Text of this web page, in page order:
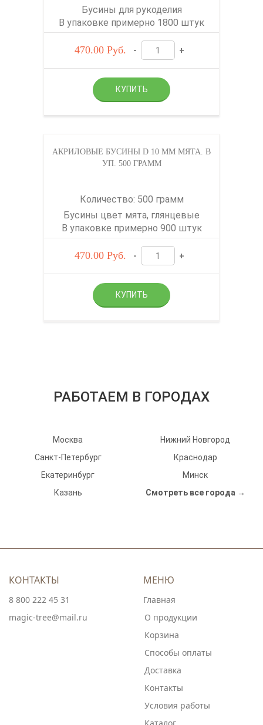
Бусины для рукоделия
В упаковке примерно 1800 штук
470.00 Руб. - +
АКРИЛОВЫЕ БУСИНЫ D 10 ММ МЯТА. В
УП. 500 ГРАММ
Количество: 500 грамм
Бусины цвет мята, глянцевые
В упаковке примерно 900 штук
470.00 Руб. - +
РАБОТАЕМ В ГОРОДАХ
Москва
Санкт-Петербург
Екатеринбург
Казань
Нижний Новгород
Краснодар
Минск
Смотреть все города →
КОНТАКТЫ
8 800 222 45 31
magic-tree@mail.ru
МЕНЮ
Главная
О продукции
Корзина
Способы оплаты
Доставка
Контакты
Условия работы